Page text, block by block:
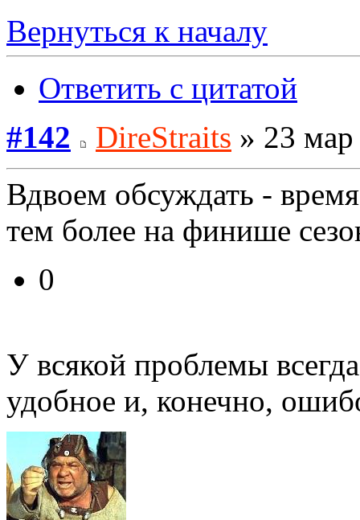
Вернуться к началу
Ответить с цитатой
#142
DireStraits » 23
Вдвоем обсуждать -
тем более на финише
0
У всякой проблемы
удобное и, конечно,